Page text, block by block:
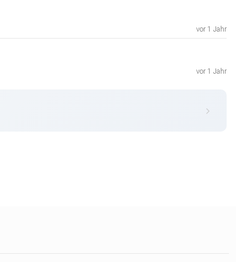
vor 1 Jahr
vor 1 Jahr